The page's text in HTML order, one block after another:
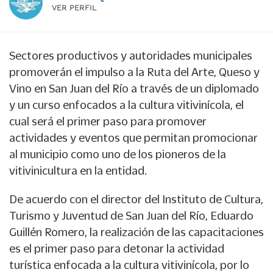
VER PERFIL
Sectores productivos y autoridades municipales
promoverán el impulso a la Ruta del Arte, Queso y
Vino en San Juan del Río a través de un diplomado
y un curso enfocados a la cultura vitivinícola, el
cual será el primer paso para promover
actividades y eventos que permitan promocionar
al municipio como uno de los pioneros de la
vitivinicultura en la entidad.
De acuerdo con el director del Instituto de Cultura,
Turismo y Juventud de San Juan del Río, Eduardo
Guillén Romero, la realización de las capacitaciones
es el primer paso para detonar la actividad
turística enfocada a la cultura vitivinícola, por lo